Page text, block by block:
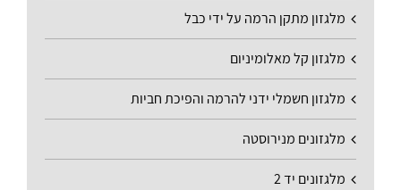
מלגזון מתקן הרמה על ידי כבל
מלגזון קל מאלומיניום
מלגזון חשמלי ידני להרמה והפיכת חביות
מלגזונים מנירוסטה
מלגזונים יד 2